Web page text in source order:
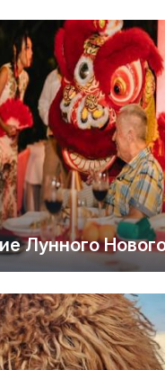
Лунного